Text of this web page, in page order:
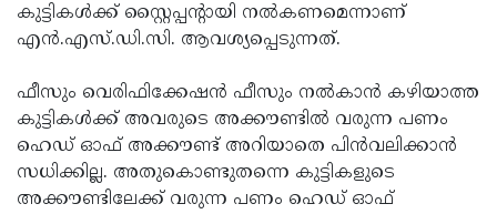
കുട്ടികള്‍ക്ക് സ്റ്റൈപ്പന്റായി നല്‍കണമെന്നാണ്
എന്‍.എസ്.ഡി.സി. ആവശ്യപ്പെടുന്നത്.
ഫീസും വെരിഫിക്കേഷന്‍ ഫീസും നല്‍കാന്‍ കഴിയാത്ത
കുട്ടികള്‍ക്ക് അവരുടെ അക്കൗണ്ടില്‍ വരുന്ന പണം
ഹെഡ് ഓഫ് അക്കൗണ്ട് അറിയാതെ പിന്‍വലിക്കാന്‍
സധിക്കില്ല. അതുകൊണ്ടുതന്നെ കുട്ടികളുടെ
അക്കൗണ്ടിലേക്ക് വരുന്ന പണം ഹെഡ് ഓഫ്